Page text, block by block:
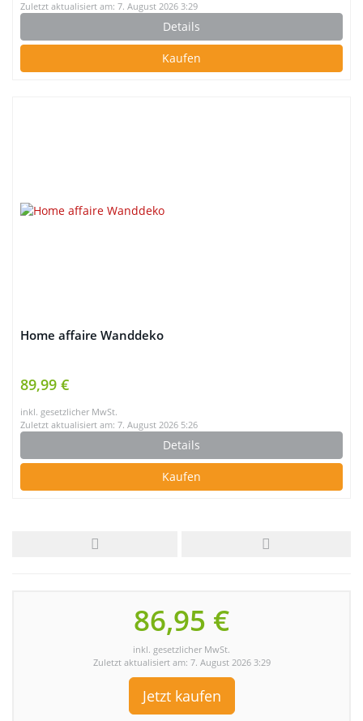
Zuletzt aktualisiert am: 7. August 2026 3:29
Details
Kaufen
Home affaire Wanddeko
89,99 €
inkl. gesetzlicher MwSt.
Zuletzt aktualisiert am: 7. August 2026 5:26
Details
Kaufen
86,95 €
inkl. gesetzlicher MwSt.
Zuletzt aktualisiert am: 7. August 2026 3:29
Jetzt kaufen